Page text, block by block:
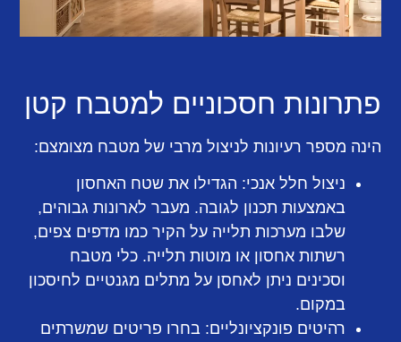
פתרונות חסכוניים למטבח קטן
הינה מספר רעיונות לניצול מרבי של מטבח מצומצם:
ניצול חלל אנכי: הגדילו את שטח האחסון
באמצעות תכנון לגובה. מעבר לארונות גבוהים,
שלבו מערכות תלייה על הקיר כמו מדפים צפים,
רשתות אחסון או מוטות תלייה. כלי מטבח
וסכינים ניתן לאחסן על מתלים מגנטיים לחיסכון
במקום.
רהיטים פונקציונליים: בחרו פריטים שמשרתים